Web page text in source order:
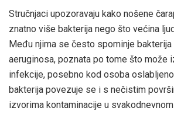
Stručnjaci upozoravaju kako nošene
znatno više bakterija nego što većina
Među njima se često spominje
aeruginosa, poznata po tome što može
infekcije, posebno kod osoba
bakterija povezuje se i s nečistim
izvorima kontaminacije u